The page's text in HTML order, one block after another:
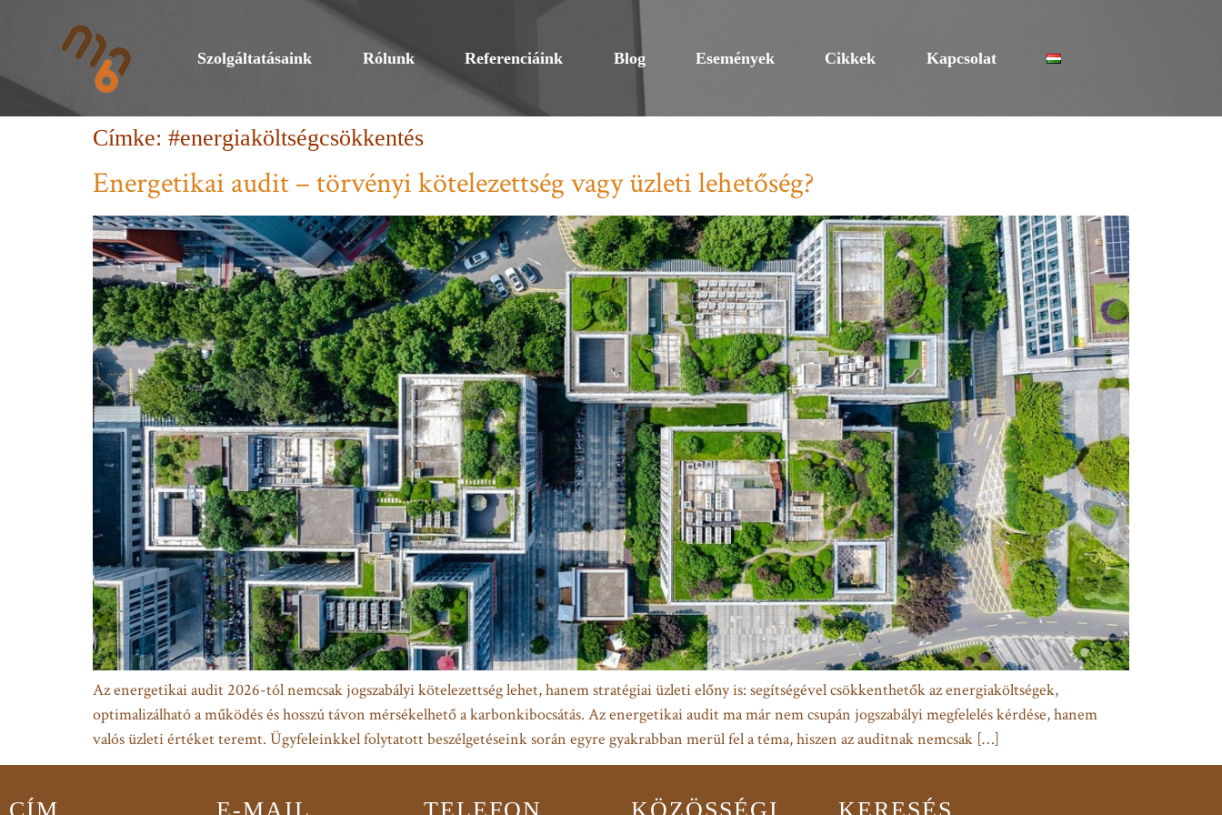
Szolgáltatásaink Rólunk Referenciáink Blog Események Cikkek Kapcsolat
Címke: #energiaköltségcsökkentés
Energetikai audit – törvényi kötelezettség vagy üzleti lehetőség?
Az energetikai audit 2026-tól nemcsak jogszabályi kötelezettség lehet, hanem stratégiai üzleti előny is: segítségével csökkenthetők az energiaköltségek,
optimalizálható a működés és hosszú távon mérsékelhető a karbonkibocsátás. Az energetikai audit ma már nem csupán jogszabályi megfelelés kérdése, hanem
valós üzleti értéket teremt. Ügyfeleinkkel folytatott beszélgetéseink során egyre gyakrabban merül fel a téma, hiszen az auditnak nemcsak […]